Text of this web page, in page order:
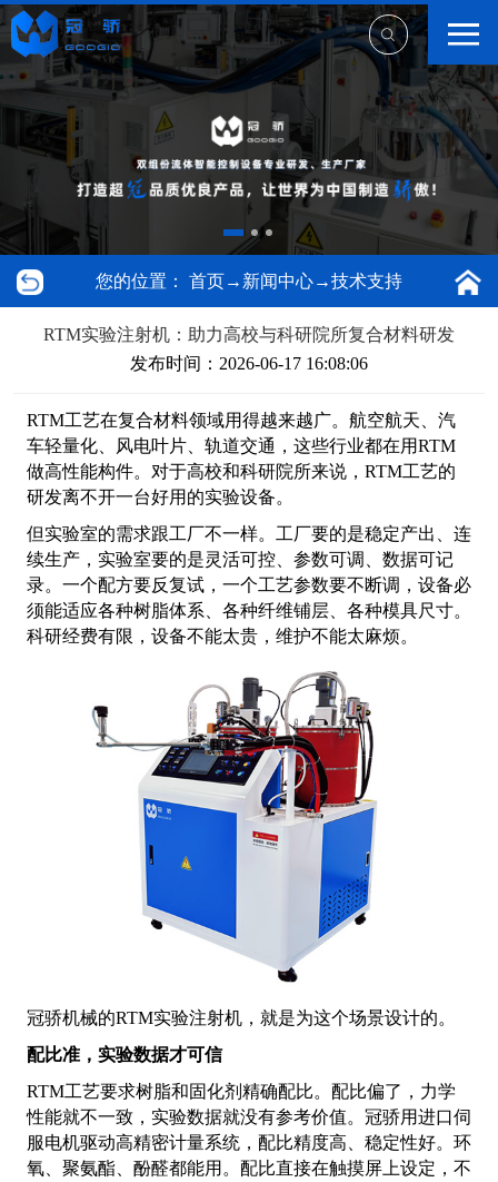
您的位置： 首页→ 新闻中心→技术支持
RTM实验注射机：助力高校与科研院所复合材料研发
发布时间：2026-06-17 16:08:06
RTM工艺在复合材料领域用得越来越广。航空航天、汽
车轻量化、风电叶片、轨道交通，这些行业都在用RTM
做高性能构件。对于高校和科研院所来说，RTM工艺的
研发离不开一台好用的实验设备。
但实验室的需求跟工厂不一样。工厂要的是稳定产出、连
续生产，实验室要的是灵活可控、参数可调、数据可记
录。一个配方要反复试，一个工艺参数要不断调，设备必
须能适应各种树脂体系、各种纤维铺层、各种模具尺寸。
科研经费有限，设备不能太贵，维护不能太麻烦。
冠骄机械的RTM实验注射机，就是为这个场景设计的。
配比准，实验数据才可信
RTM工艺要求树脂和固化剂精确配比。配比偏了，力学
性能就不一致，实验数据就没有参考价值。冠骄用进口伺
服电机驱动高精密计量系统，配比精度高、稳定性好。环
氧、聚氨酯、酚醛都能用。配比直接在触摸屏上设定，不